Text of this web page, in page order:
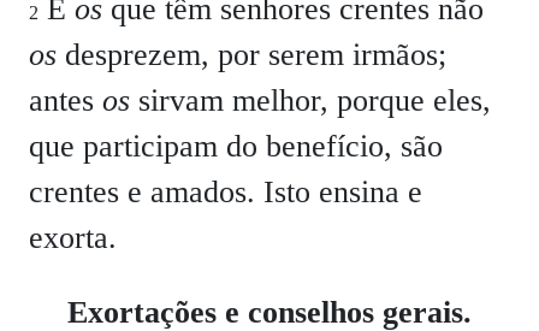
2 E os que têm senhores crentes não
os desprezem, por serem irmãos;
antes os sirvam melhor, porque eles,
que participam do benefício, são
crentes e amados. Isto ensina e
exorta.
Exortações e conselhos gerais.